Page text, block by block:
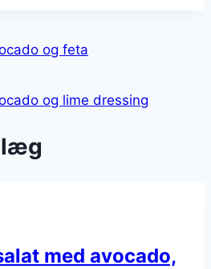
og feta
og lime dressing
med avocado,